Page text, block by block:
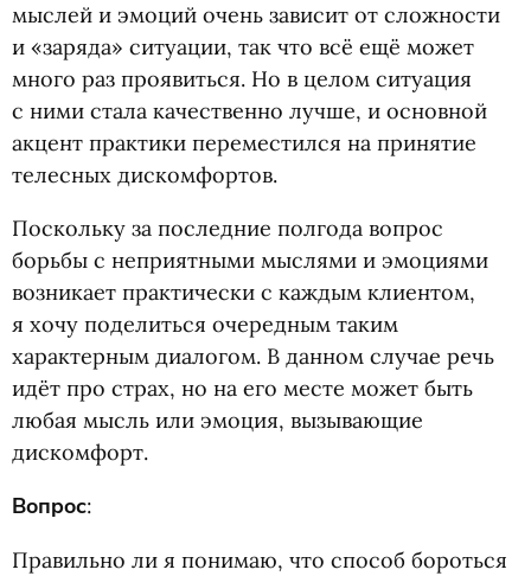
мыслей и эмоций очень зависит от сложности
и «заряда» ситуации, так что всё ещё может
много раз проявиться. Но в целом ситуация
с ними стала качественно лучше, и основной
акцент практики переместился на принятие
телесных дискомфортов.
Поскольку за последние полгода вопрос
борьбы с неприятными мыслями и эмоциями
возникает практически с каждым клиентом,
я хочу поделиться очередным таким
характерным диалогом. В данном случае речь
идёт про страх, но на его месте может быть
любая мысль или эмоция, вызывающие
дискомфорт.
Вопрос:
Правильно ли я понимаю, что способ бороться